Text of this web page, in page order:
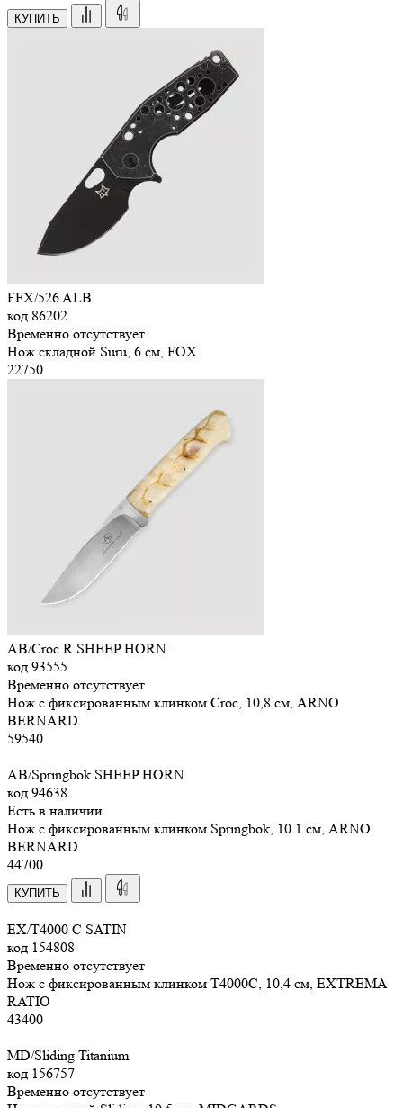
КУПИТЬ
FFX/526 ALB
код 86202
Временно отсутствует
Нож складной Suru, 6 см, FOX
22750
AB/Croc R SHEEP HORN
код 93555
Временно отсутствует
Нож с фиксированным клинком Croc, 10,8 см, ARNO
BERNARD
59540
AB/Springbok SHEEP HORN
код 94638
Есть в наличии
Нож с фиксированным клинком Springbok, 10.1 см, ARNO
BERNARD
44700
КУПИТЬ
EX/T4000 C SATIN
код 154808
Временно отсутствует
Нож с фиксированным клинком T4000C, 10,4 см, EXTREMA
RATIO
43400
MD/Sliding Titanium
код 156757
Временно отсутствует